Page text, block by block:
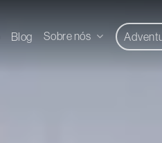
Blog Sobre nós